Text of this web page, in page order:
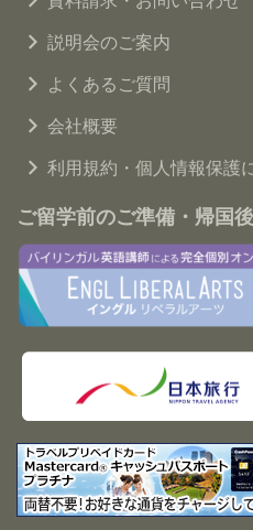
説明会のご案内
よくあるご質問
会社概要
利用規約・個人情報保護
ご留学前のご準備・帰国